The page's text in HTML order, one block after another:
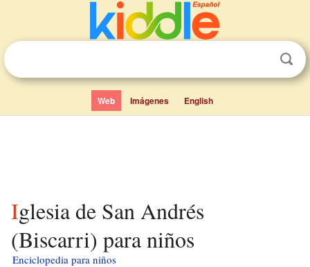
Web Imágenes English
Iglesia de San Andrés
(Biscarri) para niños
Enciclopedia para niños